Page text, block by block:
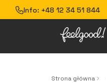
Info: +48 12 34 51 844
Strona główna